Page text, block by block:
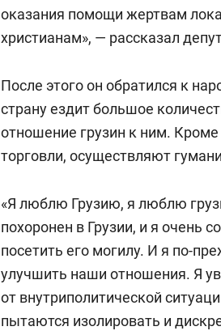
оказания помощи жертвам
христианам», — рассказал
После этого он обратился к
страну ездит большое
отношение грузин к ним.
торговли, осуществляют
«Я люблю Грузию, я люблю
похоронен в Грузии, и я очень
посетить его могилу. И я по-
улучшить наши отношения. Я
от внутриполитической
пытаются изолировать и